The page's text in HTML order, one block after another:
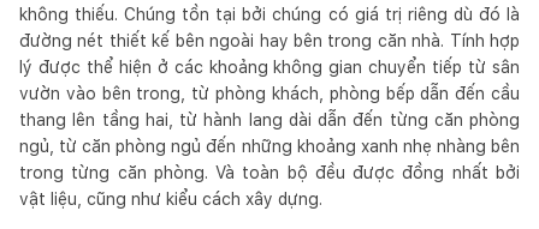
không thiếu. Chúng tồn tại bởi chúng có giá trị riêng dù đó là
đường nét thiết kế bên ngoài hay bên trong căn nhà. Tính hợp
lý được thể hiện ở các khoảng không gian chuyển tiếp từ sân
vườn vào bên trong, từ phòng khách, phòng bếp dẫn đến cầu
thang lên tầng hai, từ hành lang dài dẫn đến từng căn phòng
ngủ, từ căn phòng ngủ đến những khoảng xanh nhẹ nhàng bên
trong từng căn phòng. Và toàn bộ đều được đồng nhất bởi
vật liệu, cũng như kiểu cách xây dựng.